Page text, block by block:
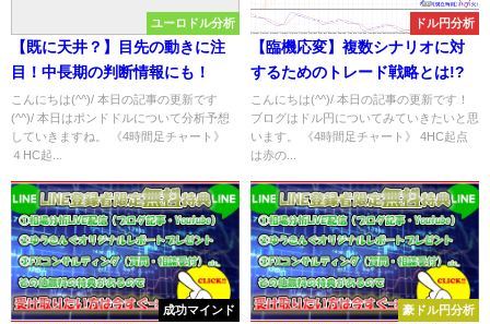
ユーロドル分析
【既に天井？】目先の動きに注
目！中長期の判断情報にも！
こんにちは(^^)/ 本日の記事の更新です
(^^)/ 本日はポンドドルについて分析予想
していきますね。 《4時間足チャート》
４HC起...
ドル円分析
【臨機応変】複数シナリオに対
するためのトレード戦略とは!?
こんにちは(^^)/ 本日の記事の更新です！
ブログはドル円についてみていきたいと思
います。 《4時間足チャート》 4HC起点
は赤の...
成功マインド 豪ドル円分析